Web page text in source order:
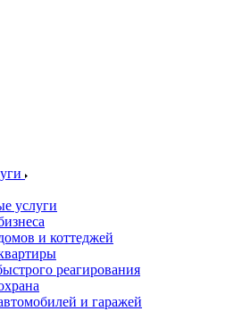
услуги
и коттеджей
реагирования
и гаражей